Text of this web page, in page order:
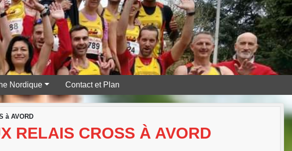
Nordique Contact et Plan
à AVORD
RELAIS CROSS À AVORD